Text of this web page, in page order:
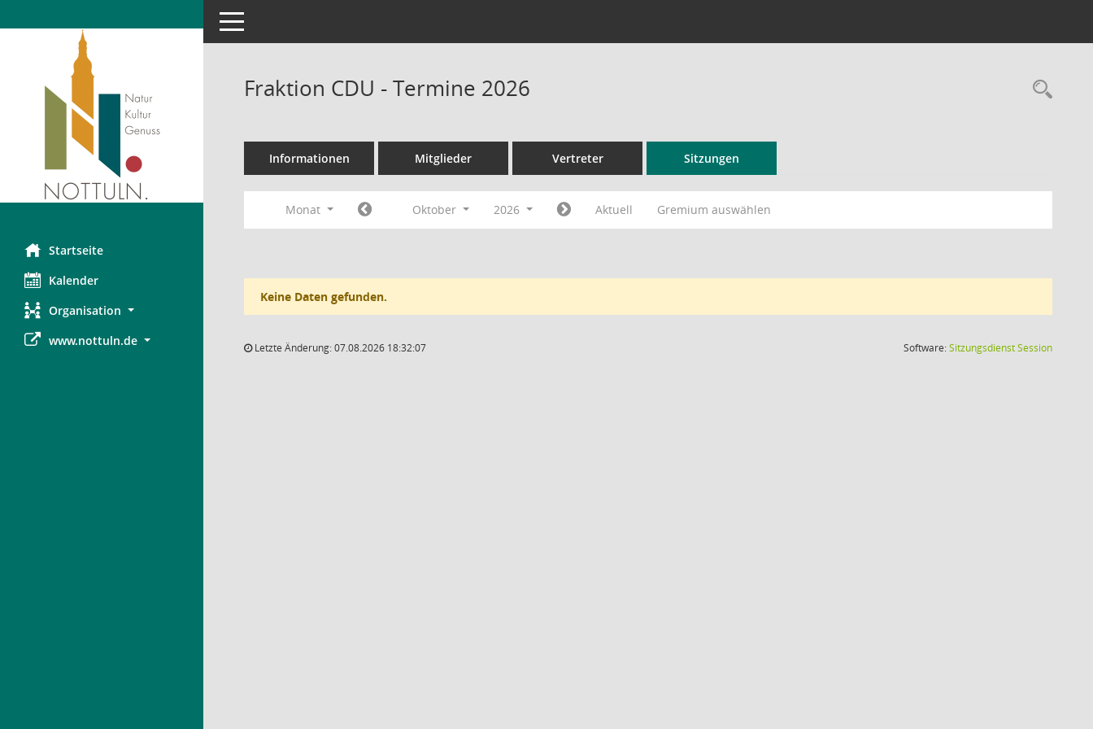
Startseite
Kalender
Organisation
www.nottuln.de
Toggle navigation
Fraktion CDU - Termine 2026
Informationen Mitglieder Vertreter Sitzungen
Monat Oktober 2026 Aktuell Gremium auswählen
Keine Daten gefunden.
Letzte Änderung: 07.08.2026 18:32:07 Software:SitzungsdienstSession(Wird in